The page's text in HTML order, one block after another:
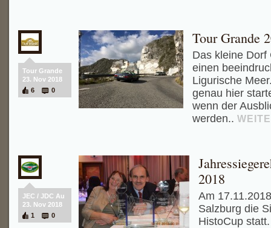
Tour Grande
23. Nov 2018
6
0
Tour Grande
Das kleine Dorf
einen
Ligurische
genau hier
wenn der
werden..
JEC / JDC Au
23. Nov 2018
1
0
2018
Am
Salzburg die
HistoCup